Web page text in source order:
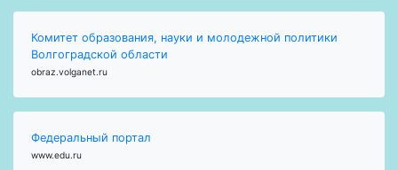
Комитет образования, науки и молодежной политики
Волгоградской области
obraz.volganet.ru
Федеральный портал
www.edu.ru